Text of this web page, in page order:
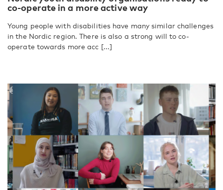
co-operate in a more active way
Young people with disabilities have many similar challenges
in the Nordic region. There is also a strong will to co-
operate towards more acc [...]